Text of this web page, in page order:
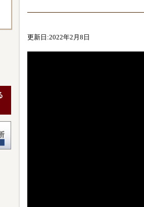
更新日:2022年2月8日